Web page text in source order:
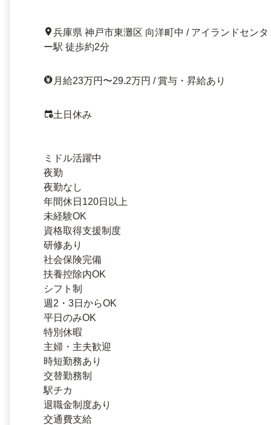
兵庫県 神戸市東灘区 向洋町中 / アイランドセンタ
ー駅 徒歩約2分
月給23万円〜29.2万円 / 賞与・昇給あり
土日休み
ミドル活躍中
夜勤
夜勤なし
年間休日120日以上
未経験OK
資格取得支援制度
研修あり
社会保険完備
扶養控除内OK
シフト制
週2・3日からOK
平日のみOK
特別休暇
主婦・主夫歓迎
時短勤務あり
交替勤務制
駅チカ
退職金制度あり
交通費支給